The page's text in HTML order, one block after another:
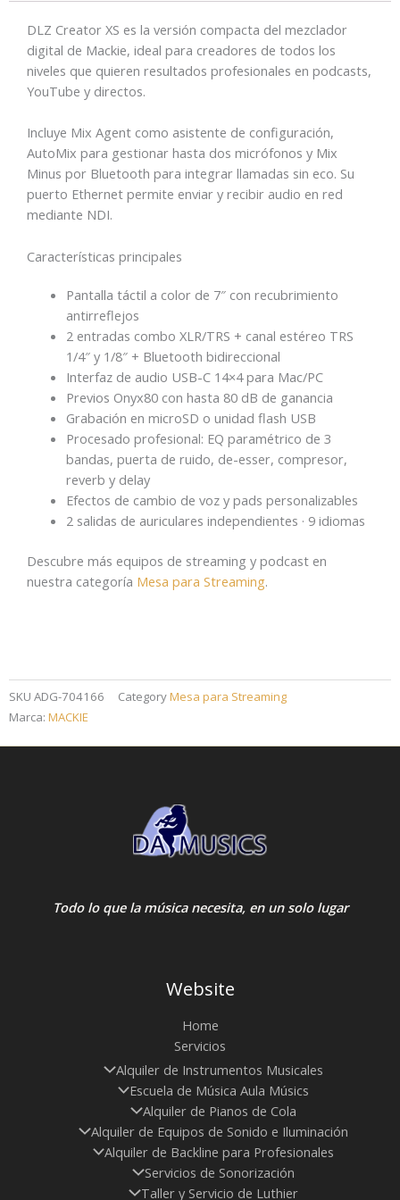
Streaming
cantidad
DLZ Creator XS es la versión compacta del mezclador
digital de Mackie, ideal para creadores de todos los
niveles que quieren resultados profesionales en podcasts,
YouTube y directos.
Incluye Mix Agent como asistente de configuración,
AutoMix para gestionar hasta dos micrófonos y Mix
Minus por Bluetooth para integrar llamadas sin eco. Su
puerto Ethernet permite enviar y recibir audio en red
mediante NDI.
Características principales
Pantalla táctil a color de 7″ con recubrimiento
antirreflejos
2 entradas combo XLR/TRS + canal estéreo TRS
1/4″ y 1/8″ + Bluetooth bidireccional
Interfaz de audio USB-C 14×4 para Mac/PC
Previos Onyx80 con hasta 80 dB de ganancia
Grabación en microSD o unidad flash USB
Procesado profesional: EQ paramétrico de 3
bandas, puerta de ruido, de-esser, compresor,
reverb y delay
Efectos de cambio de voz y pads personalizables
2 salidas de auriculares independientes · 9 idiomas
Descubre más equipos de streaming y podcast en
nuestra categoría Mesa para Streaming.
SKU ADG-704166 CategoryMesa para Streaming
Marca: MACKIE
Todo lo que la música necesita, en un solo lugar
Website
Home
Servicios
Alquiler de Instrumentos Musicales
Escuela de Música Aula Músics
Alquiler de Pianos de Cola
Alquiler de Equipos de Sonido e Iluminación
Alquiler de Backline para Profesionales
Servicios de Sonorización
Taller y Servicio de Luthier